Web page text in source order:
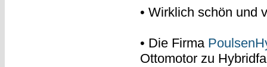
• Wirklich schön und
• Die Firma
Ottomotor zu